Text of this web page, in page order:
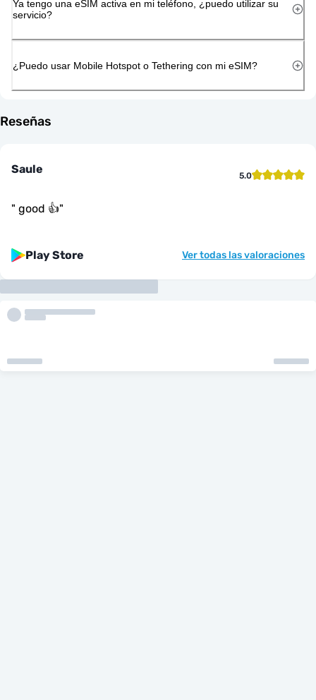
Ya tengo una eSIM activa en mi teléfono, ¿puedo utilizar su
servicio?
¿Puedo usar Mobile Hotspot o Tethering con mi eSIM?
Reseñas
Saule 5.0
" good 👍"
Play Store Ver todas las valoraciones